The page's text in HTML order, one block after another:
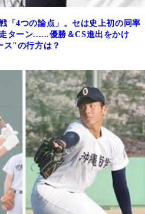
4つの論点」。セは史上初の同率
ターン......優勝＆CS進出をかけ
ス"の行方は？